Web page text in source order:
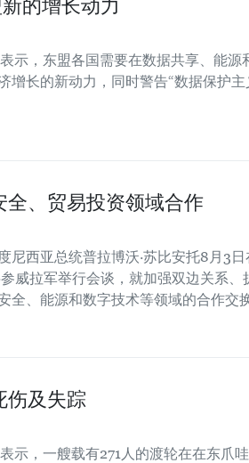
的增长动力
示，东盟各国需要在数据共享、能源
增长的新动力，同时警告“数据保护主
全、贸易投资领域合作
尼西亚总统普拉博沃·苏比安托8月3
威拉军举行会谈，就加强双边关系、
全、能源和数字技术等领域的合作交
伤及失踪
示，一艘载有271人的渡轮在在东爪